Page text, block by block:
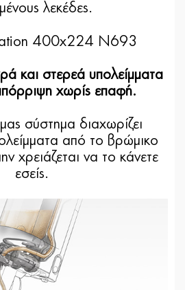
λεκέδες.
και στερεά υπολείμματα
χωρίς επαφή.
σύστημα διαχωρίζει
από το βρώμικο
χρειάζεται να το κάνετε
εσείς.